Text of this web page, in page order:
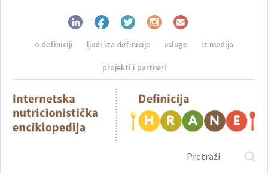
o definiciji ljudi iza definicije usluge iz medija
projekti i partneri